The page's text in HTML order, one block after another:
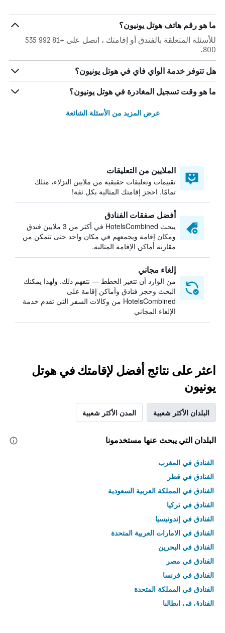
ما هو رقم هاتف هوتل يونيون؟
للأسئلة المتعلقة بالفندق أو إقامتك ، اتصل على +81 992 535
800.
هل تتوفر خدمة الواي فاي في هوتل يونيون؟
ما هو وقت تسجيل المغادرة في هوتل يونيون؟
عرض المزيد من الأسئلة الشائعة
الملايين من التعليقات
تقييمات وتعليقات حقيقية من ملايين النزلاء، مثلك
تمامًا. احجز إقامتك المثالية بكل ثقة!
أفضل صفقات الفنادق
يبحث HotelsCombined في أكثر من 3 ملايين فندق
ومكان إقامة ويجمعهم في مكان واحد حتى تتمكن من
مقارنة أماكن الإقامة المثالية.
إلغاء مجاني
من الوارد أن تتغير الخطط — نتفهم ذلك. ولهذا يمكنك
البحث وحجز فنادق وأماكن إقامة على
HotelsCombined من وكالات السفر التي تقدم خدمة
الإلغاء المجاني
اعثر على نتائج أفضل لإقامتك في هوتل
يونيون
البلدان الأكثر شعبية المدن الأكثر شعبية
البلدان التي يبحث عنها مستخدمونا
الفنادق في المغرب
الفنادق في قطر
الفنادق في المملكة العربية السعودية
الفنادق في تركيا
الفنادق في إندونيسيا
الفنادق في الامارات العربية المتحدة
الفنادق في البحرين
الفنادق في مصر
الفنادق في فرنسا
الفنادق في المملكة المتحدة
الفنادق في إيطاليا